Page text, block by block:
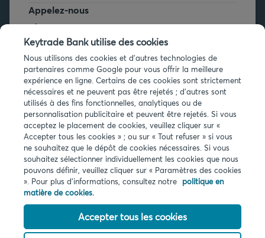
Appelez-nous
+32 2 679 90 00
Vous avez des questions ?
Questions fréquentes
Infos légales
Privacy
Cookies
PSD2
Accessibilité
Keytrade Bank utilise des cookies
Nous utilisons des cookies et d'autres technologies de
partenaires comme Google pour vous offrir la meilleure
expérience en ligne. Certains de ces cookies sont strictement
nécessaires et ne peuvent pas être rejetés ; d'autres sont
utilisés à des fins fonctionnelles, analytiques ou de
personnalisation publicitaire et peuvent être rejetés. Si vous
acceptez le placement de cookies, veuillez cliquer sur «
Accepter tous les cookies » ; ou sur « Tout refuser » si vous
ne souhaitez que le dépôt de cookies nécessaires. Si vous
souhaitez sélectionner individuellement les cookies que nous
pouvons définir, veuillez cliquer sur « Paramètres des cookies
». Pour plus d'informations, consultez notre politique en
matière de cookies.
Accepter tous les cookies